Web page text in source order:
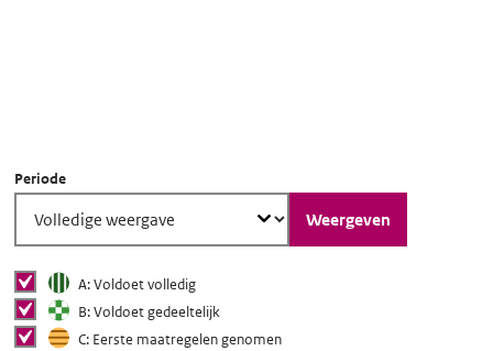
Periode
Weergeven
Status van toegankelijkheid
Status van
toegankelijkheid
tonen in grafiek
A: Voldoet volledigtonen
B: Voldoet gedeeltelijk
C: Eerste maatregelen genomentonen